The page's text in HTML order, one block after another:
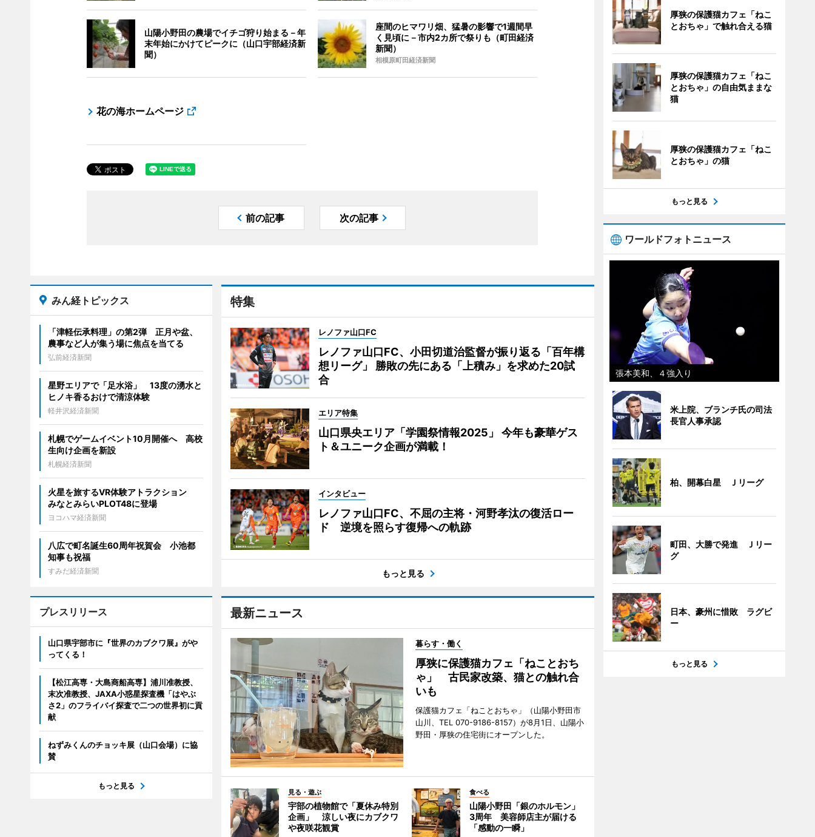
山陽小野田の農場でイチゴ狩り始まる－年
末年始にかけてピークに（山口宇部経済新
聞）
座間のヒマワリ畑、猛暑の影響で1週間早
く見頃に－市内2カ所で祭りも（町田経済
新聞）
相模原町田経済新聞
花の海ホームページ
前の記事 次の記事
特集
レノファ山口FC
レノファ山口FC、小田切道治監督が振り返る「百年構
想リーグ」 勝敗の先にある「上積み」を求めた20試
合
エリア特集
山口県央エリア「学園祭情報2025」 今年も豪華ゲス
ト＆ユニーク企画が満載！
インタビュー
レノファ山口FC、不屈の主将・河野孝汰の復活ロー
ド 逆境を照らす復帰への軌跡
もっと見る
最新ニュース
暮らす・働く
厚狭に保護猫カフェ「ねことおち
ゃ」 古民家改築、猫との触れ合
いも
保護猫カフェ「ねことおちゃ」（山陽小野田市
山川、TEL 070-9186-8157）が8月1日、山陽小
野田・厚狭の住宅街にオープンした。
見る・遊ぶ
宇部の植物館で「夏休み特別
企画」 涼しい夜にカブクワ
や夜咲花観賞
食べる
山陽小野田「銀のホルモン」
3周年 美容師店主が届ける
「感動の一瞬」
みん経トピックス
「津軽伝承料理」の第2弾 正月や盆、
農事など人が集う場に焦点を当てる
弘前経済新聞
星野エリアで「足水浴」 13度の湧水と
ヒノキ香るおけで清涼体験
軽井沢経済新聞
札幌でゲームイベント10月開催へ 高校
生向け企画を新設
札幌経済新聞
火星を旅するVR体験アトラクション
みなとみらいPLOT48に登場
ヨコハマ経済新聞
八広で町名誕生60周年祝賀会 小池都
知事も祝福
すみだ経済新聞
プレスリリース
山口県宇部市に『世界のカブクワ展』がや
ってくる！
【松江高専・大島商船高専】浦川准教授、
末次准教授、JAXA小惑星探査機「はやぶ
さ2」のフライバイ探査で二つの世界初に貢
献
ねずみくんのチョッキ展（山口会場）に協
賛
もっと見る
厚狭の保護猫カフェ「ねこ
とおちゃ」で触れ合える猫
厚狭の保護猫カフェ「ねこ
とおちゃ」の自由気ままな
猫
厚狭の保護猫カフェ「ねこ
とおちゃ」の猫
もっと見る
ワールドフォトニュース
張本美和、４強入り
米上院、ブランチ氏の司法
長官人事承認
柏、開幕白星 Ｊリーグ
町田、大勝で発進 Ｊリー
グ
日本、豪州に惜敗 ラグビ
ー
もっと見る